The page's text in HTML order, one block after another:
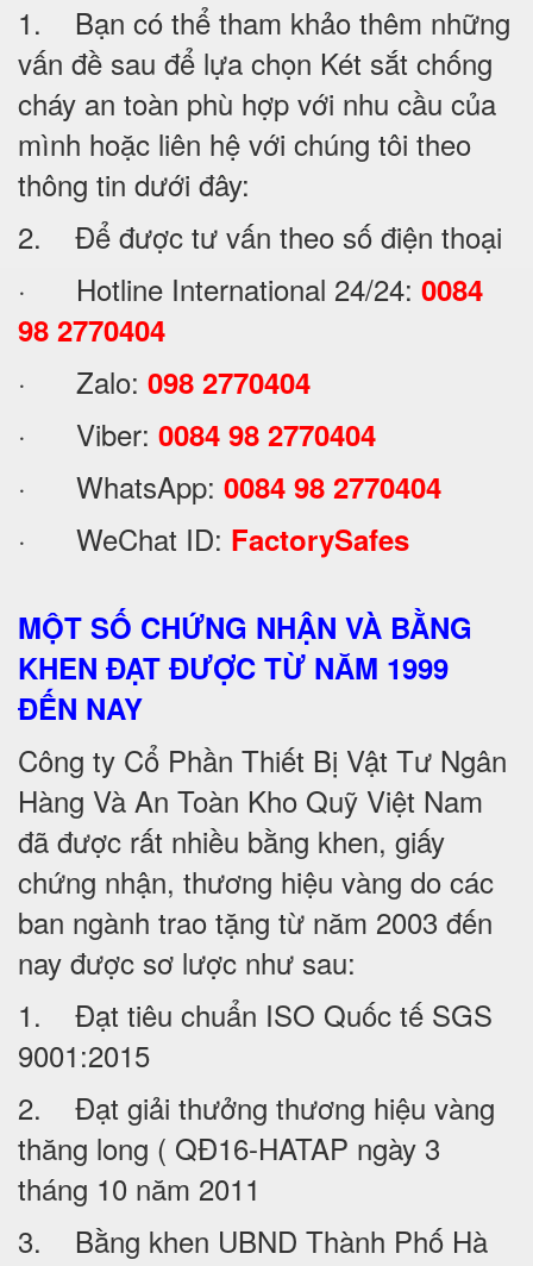
1. Bạn có thể tham khảo thêm những
vấn đề sau để lựa chọn Két sắt chống
cháy an toàn phù hợp với nhu cầu của
mình hoặc liên hệ với chúng tôi theo
thông tin dưới đây:
2. Để được tư vấn theo số điện thoại
· Hotline International 24/24: 0084
98 2770404
· Zalo: 098 2770404
· Viber: 0084 98 2770404
· WhatsApp: 0084 98 2770404
· WeChat ID: FactorySafes
MỘT SỐ CHỨNG NHẬN VÀ BẰNG
KHEN ĐẠT ĐƯỢC TỪ NĂM 1999
ĐẾN NAY
Công ty Cổ Phần Thiết Bị Vật Tư Ngân
Hàng Và An Toàn Kho Quỹ Việt Nam
đã được rất nhiều bằng khen, giấy
chứng nhận, thương hiệu vàng do các
ban ngành trao tặng từ năm 2003 đến
nay được sơ lược như sau:
1. Đạt tiêu chuẩn ISO Quốc tế SGS
9001:2015
2. Đạt giải thưởng thương hiệu vàng
thăng long ( QĐ16-HATAP ngày 3
tháng 10 năm 2011
3. Bằng khen UBND Thành Phố Hà